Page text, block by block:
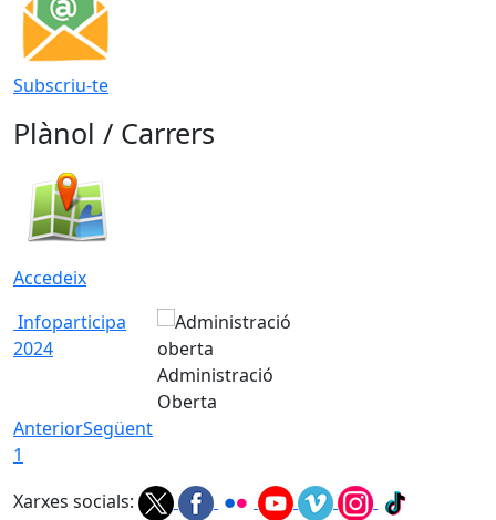
Subscriu-te
Plànol / Carrers
Accedeix
Infoparticipa
2024
Administració
Oberta
AnteriorSegüent
1
Xarxes socials: